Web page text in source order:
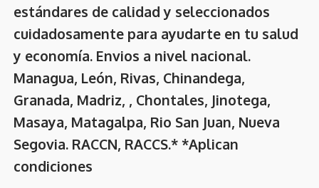
estándares de calidad y seleccionados
cuidadosamente para ayudarte en tu salud
y economía. Envios a nivel nacional.
Managua, León, Rivas, Chinandega,
Granada, Madriz, , Chontales, Jinotega,
Masaya, Matagalpa, Rio San Juan, Nueva
Segovia. RACCN, RACCS.* *Aplican
condiciones